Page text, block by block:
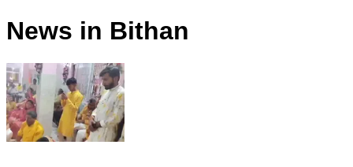
News in Bithan